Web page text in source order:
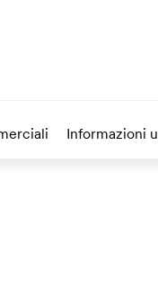
Informazioni